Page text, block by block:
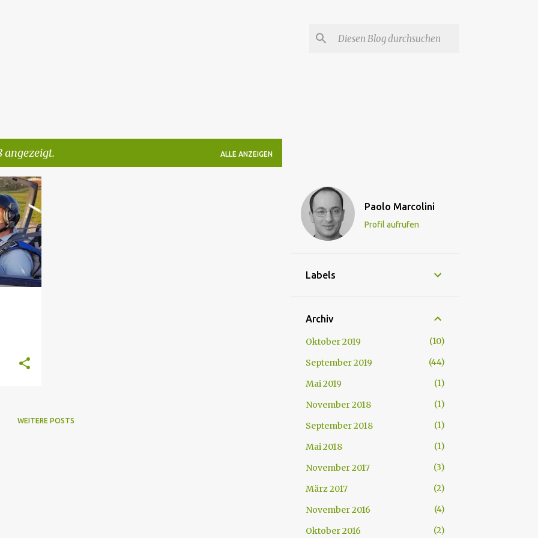
angezeigt. ALLE ANZEIGEN
WEITERE POSTS
Paolo Marcolini
Profil aufrufen
Labels
Archiv
Oktober 2019
10
September 2019
44
Mai 2019
1
November 2018
1
September 2018
1
Mai 2018
1
November 2017
3
März 2017
2
November 2016
4
Oktober 2016
2